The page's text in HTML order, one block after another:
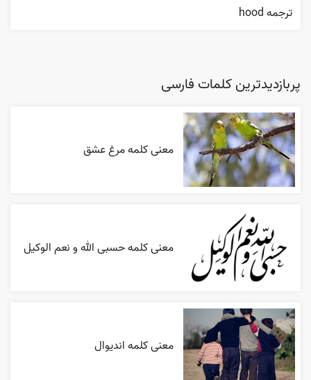
ترجمه hood
پربازدیدترین کلمات فارسی
معنی کلمه مرغ عشق
معنی کلمه حسبی الله و نعم الوکیل
معنی کلمه اندیوال